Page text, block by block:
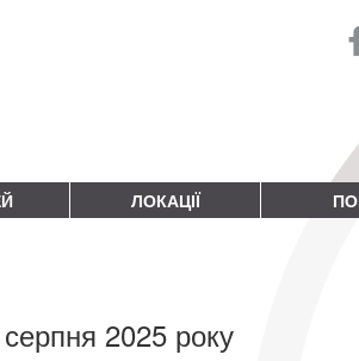
ЛОКАЦІЇ
2025 року